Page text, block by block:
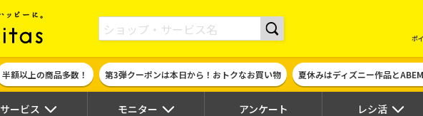
ポイント貯めて現金やギフト券に交換できるポイントサイト | ハピタス
ポ
半額以上の商品多数！ 第3弾クーポンは本日から！おトクなお買い物 夏休みはディズニー作品と
サービス モニター アンケート レシ活